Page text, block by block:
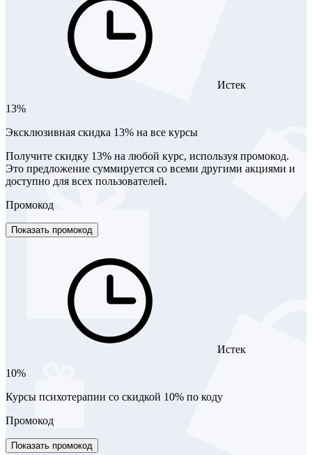
Истек
13%
Эксклюзивная скидка 13% на все курсы
Получите скидку 13% на любой курс, используя промокод.
Это предложение суммируется со всеми другими акциями и
доступно для всех пользователей.
Промокод
Показать промокод
Истек
10%
Курсы психотерапии со скидкой 10% по коду
Промокод
Показать промокод